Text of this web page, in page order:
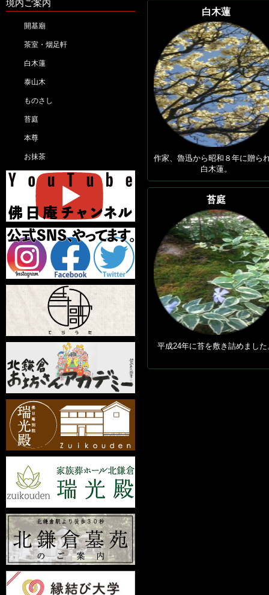
境内ご案内
開基廟
茶室・烟足軒
白木蓮
泰山木
ものさし
苔庭
本尊
お抹茶
白木蓮
作家、魯迅から昭和８年に贈ら
白木蓮。
苔庭
平成24年に苔を敷き詰めました